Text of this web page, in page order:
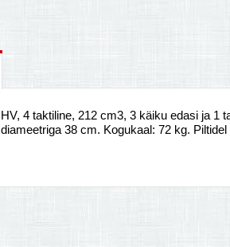
4 taktiline, 212 cm3, 3 käiku edasi ja 1
38 cm. Kogukaal: 72 kg.